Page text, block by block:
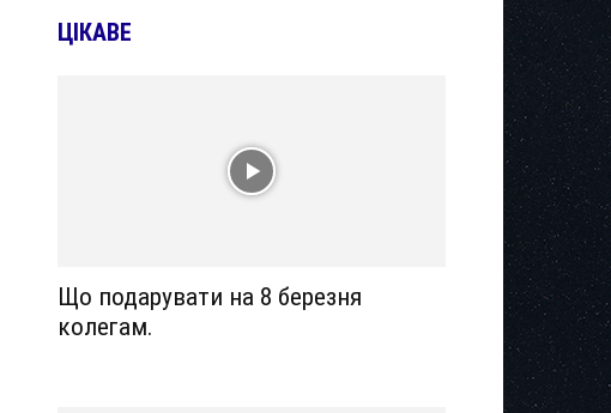
ЦІКАВЕ
Що подарувати на 8 березня
колегам.